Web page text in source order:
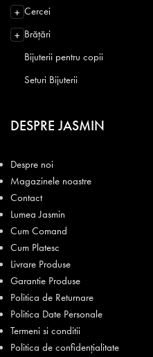
+ Cercei
+ Brățări
Bijuterii pentru copii
Seturi Bijuterii
DESPRE JASMIN
Despre noi
Magazinele noastre
Contact
Lumea Jasmin
Cum Comand
Cum Platesc
Livrare Produse
Garantie Produse
Politica de Returnare
Politica Date Personale
Termeni si conditii
Politica de confidențialitate